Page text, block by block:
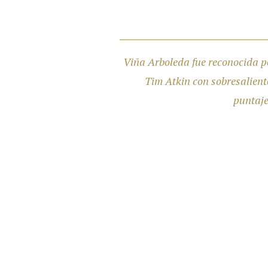
Viña Arboleda fue reconocida
Tim Atkin con